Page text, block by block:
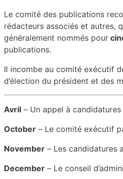
Le comité des publications
rédacteurs associés et autres,
généralement nommés pour
publications.
Il incombe au comité exécutif
d’élection du président et des
Avril – Un appel à
October – Le comité exécutif
November – Les candidatures
December – Le conseil